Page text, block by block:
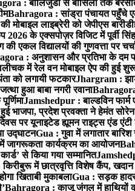
: बालिजुडी से बासिला तक
Bahragora : सांड्रा पंचायत
मोबाइल लाइब्रेरी को जेपीएस
के एक्सपोज़र विजिट में पूर्वी
एकल विद्यालयों की गुणवत्ता पर
: अनुशासन और प्रतिभा के दम पर
में रेल वन मोबाइल ऐप की हुई
को लगायी फटकारJhargram :
हुआ बाबा नगरी रवाना
Jamshedpur : बाल्डविन
भाजपा, प्रदेश प्रवक्ता ने हेमंत सोरेन
पर यूनाइटेड ह्यूमन राइट्स एंड
उद्घाटनGua : गुवा में लगातार
में जागरूकता कार्यक्रम का आयोजन
से किया गया सम्मानित
में छात्रवृत्ति विशेष कैंप,
खिताबी मुकाबलाGua : सड़क हादसे
Bahragora : काजू जंगल में हाथियों